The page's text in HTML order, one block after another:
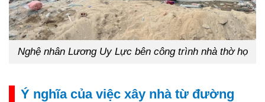
Nghệ nhân Lương Uy Lực bên công trình nhà thờ họ
Ý nghĩa của việc xây nhà từ đường